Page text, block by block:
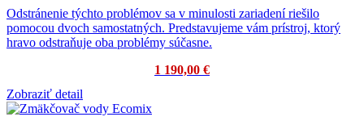
Odstránenie týchto problémov sa v minulosti zariadení riešilo
pomocou dvoch samostatných. Predstavujeme vám prístroj, ktorý
hravo odstraňuje oba problémy súčasne.
1 190,00 €
Zobraziť detail